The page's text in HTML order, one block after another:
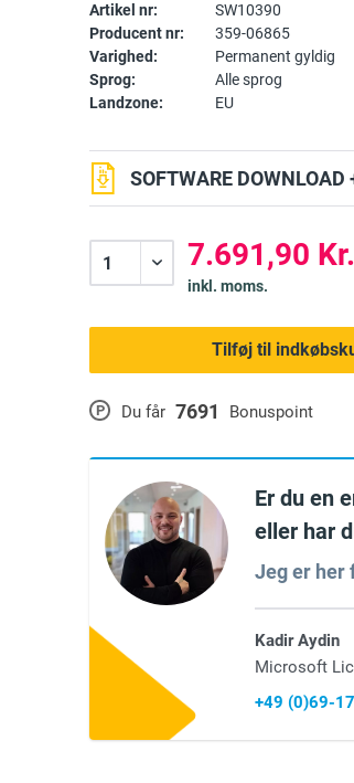
Artikel nr:
SW10390
Producent nr:
359-06865
Varighed:
Permanent gyldig
Sprog:
Alle sprog
Landzone:
EU
P Du får 7691 Bonuspoint
SOFTWARE DOWNLOAD
7.691,90
inkl. moms.
Tilføj til
Er du en
eller har
Jeg er her
Kadir Aydin
Microsoft
+49 (0)69-